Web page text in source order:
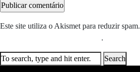
Este site utiliza o Akismet para reduzir spam.
.
Search